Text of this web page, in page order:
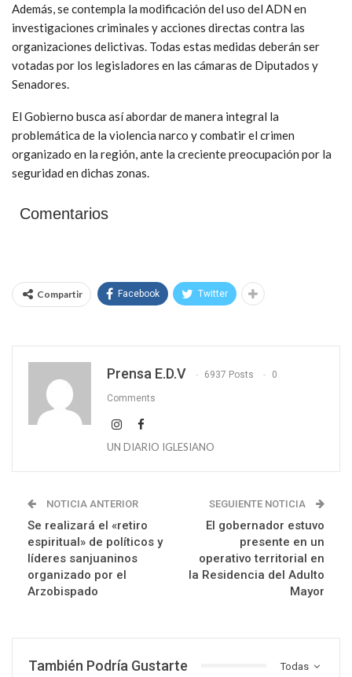
Además, se contempla la modificación del uso del ADN en
investigaciones criminales y acciones directas contra las
organizaciones delictivas. Todas estas medidas deberán ser
votadas por los legisladores en las cámaras de Diputados y
Senadores.
El Gobierno busca así abordar de manera integral la
problemática de la violencia narco y combatir el crimen
organizado en la región, ante la creciente preocupación por la
seguridad en dichas zonas.
Comentarios
Compartir Facebook Twitter
Prensa E.D.V 6937 Posts 0
Comments
UN DIARIO IGLESIANO
NOTICIA ANTERIOR
Se realizará el «retiro
espiritual» de políticos y
líderes sanjuaninos
organizado por el
Arzobispado
SEGUIENTE NOTICIA
El gobernador estuvo
presente en un
operativo territorial en
la Residencia del Adulto
Mayor
Todas
También Podría Gustarte